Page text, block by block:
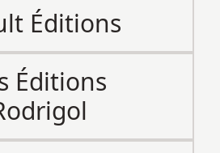
Éditions
Éditions